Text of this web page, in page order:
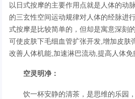
以日式按摩的主要作用点就是人体的动
的三玄性空间运动规律对人体的经脉进
式按摩是比较简单的，但却是寓意深刻
可使皮肤下毛细血管扩张开发,增加皮肤
改善人体机能,加速淋巴流动,提高人体免
空灵明净：
饮一杯安静的清茶，是思维的乐园